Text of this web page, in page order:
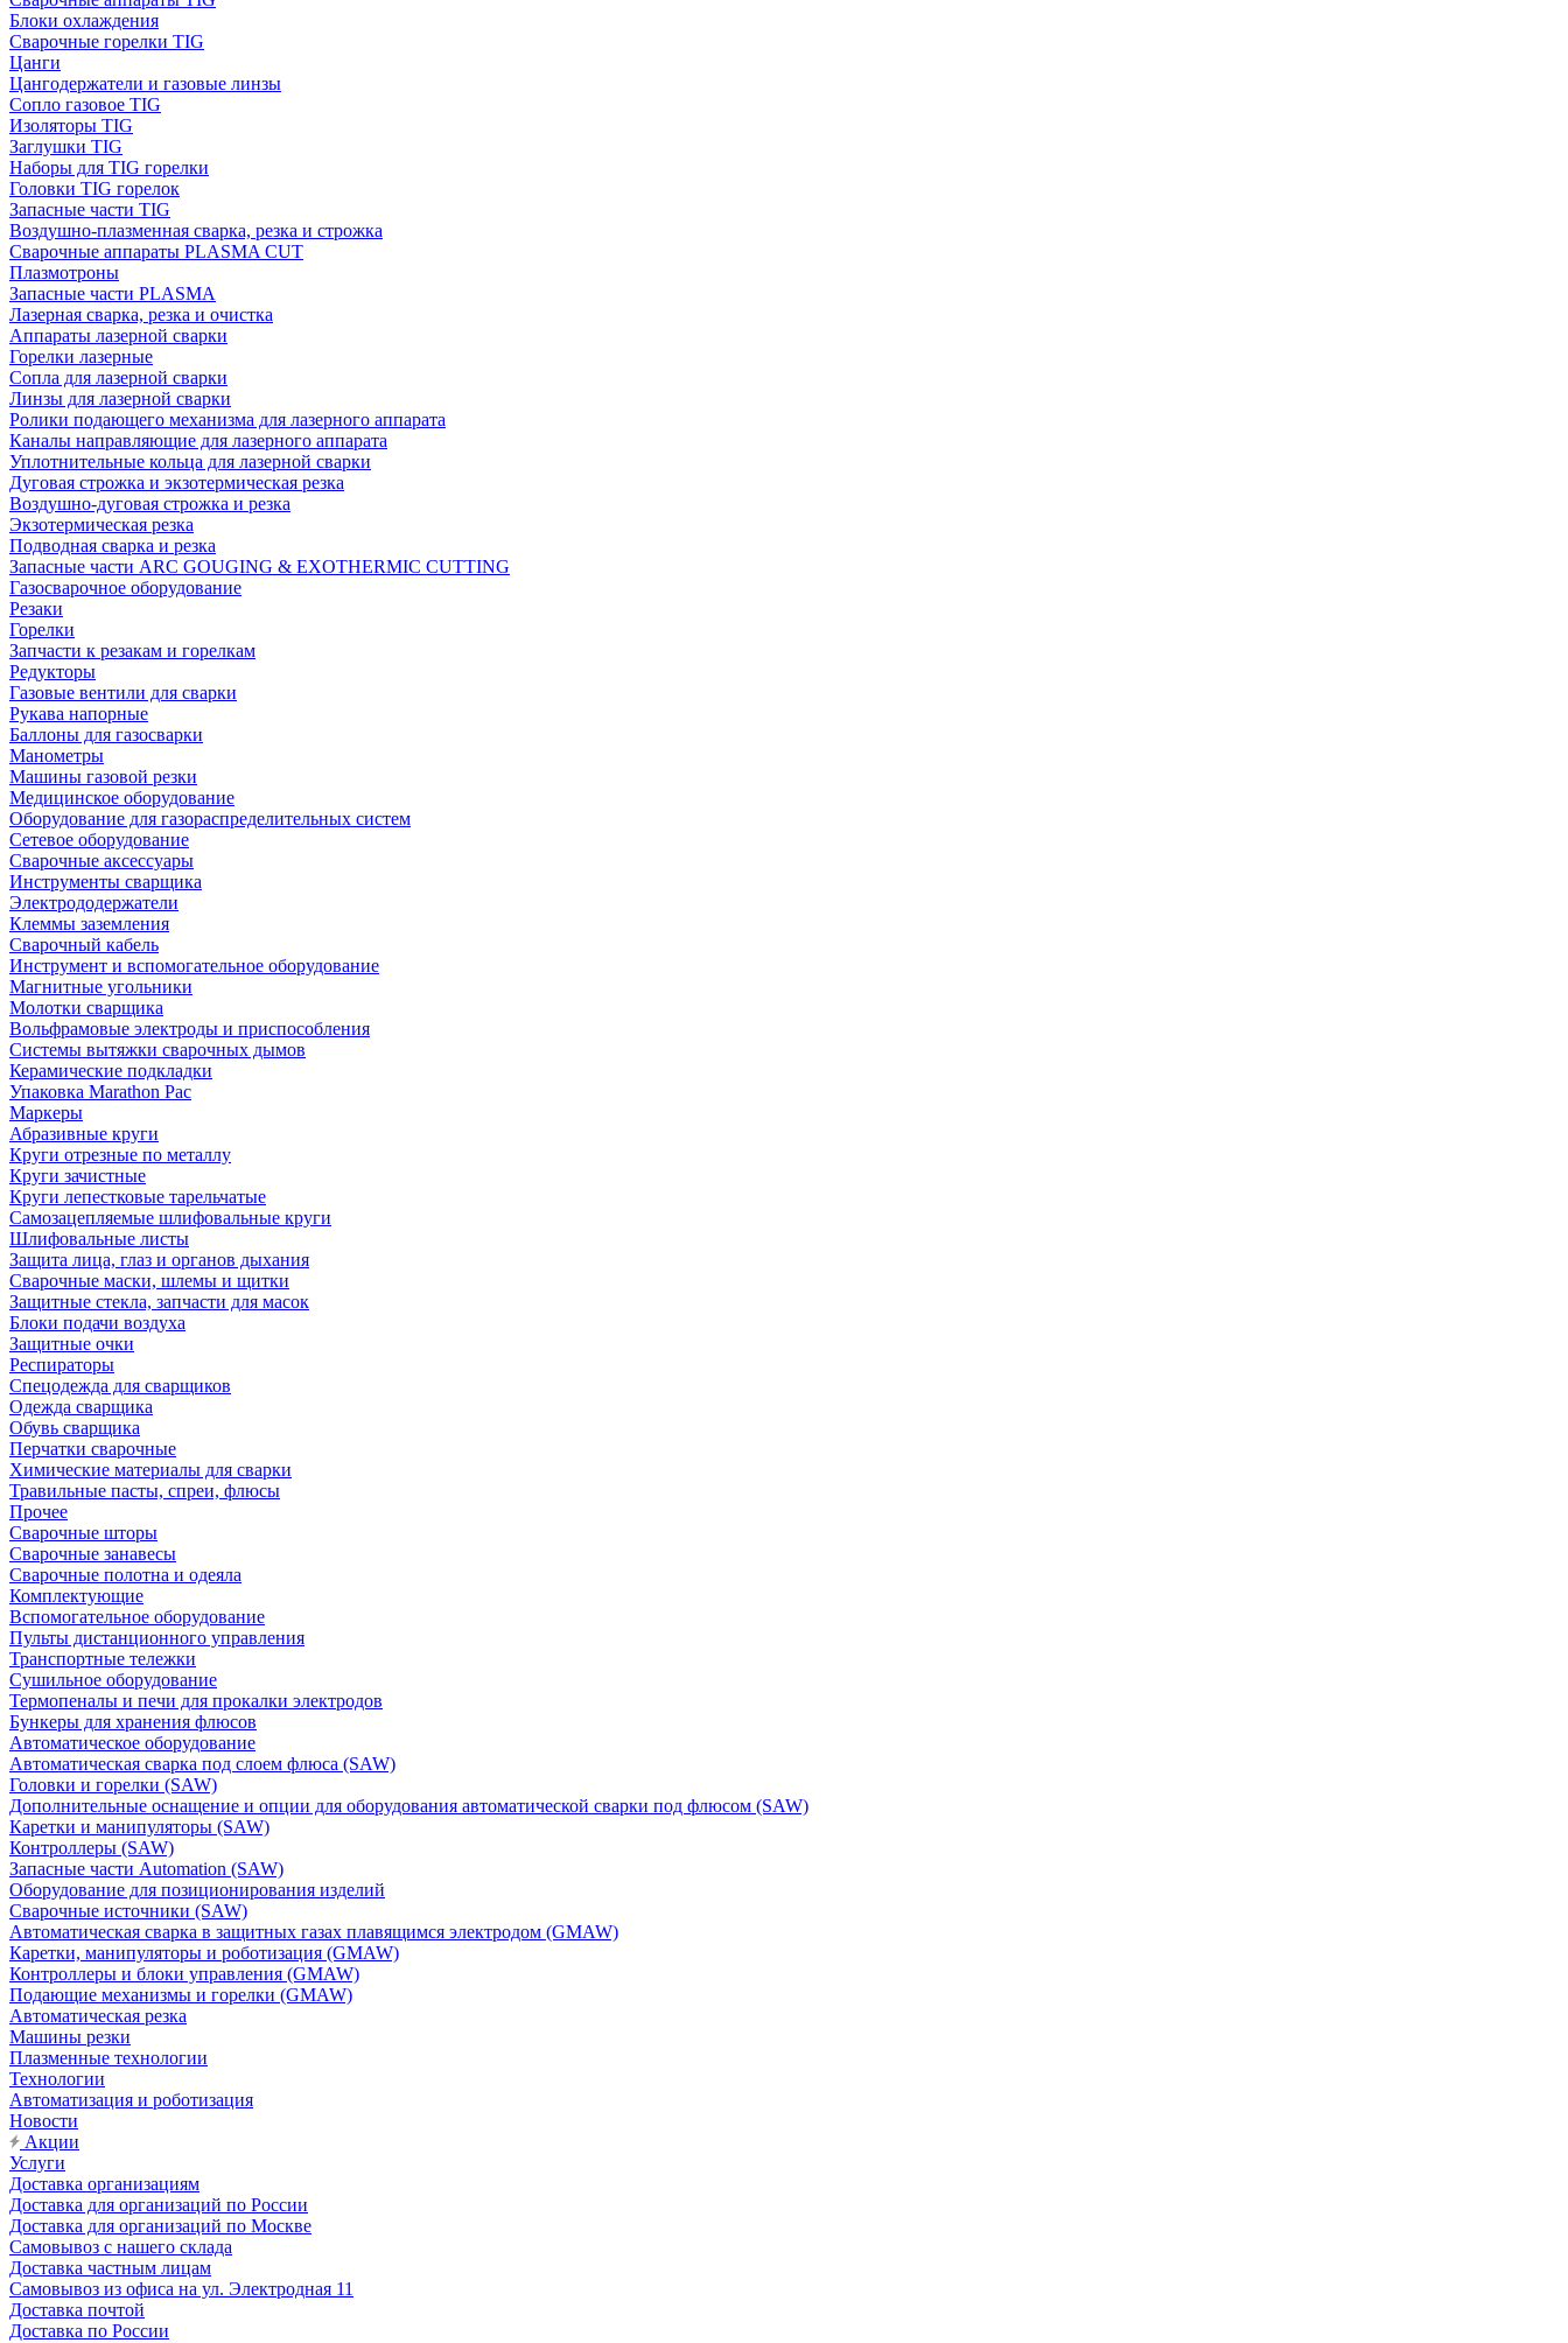
Блоки охлаждения
Сварочные горелки TIG
Цанги
Цангодержатели и газовые линзы
Сопло газовое TIG
Изоляторы TIG
Заглушки TIG
Наборы для TIG горелки
Головки TIG горелок
Запасные части TIG
Воздушно-плазменная сварка, резка и строжка
Сварочные аппараты PLASMA CUT
Плазмотроны
Запасные части PLASMA
Лазерная сварка, резка и очистка
Аппараты лазерной сварки
Горелки лазерные
Сопла для лазерной сварки
Линзы для лазерной сварки
Ролики подающего механизма для лазерного аппарата
Каналы направляющие для лазерного аппарата
Уплотнительные кольца для лазерной сварки
Дуговая строжка и экзотермическая резка
Воздушно-дуговая строжка и резка
Экзотермическая резка
Подводная сварка и резка
Запасные части ARC GOUGING & EXOTHERMIC CUTTING
Газосварочное оборудование
Резаки
Горелки
Запчасти к резакам и горелкам
Редукторы
Газовые вентили для сварки
Рукава напорные
Баллоны для газосварки
Манометры
Машины газовой резки
Медицинское оборудование
Оборудование для газораспределительных систем
Сетевое оборудование
Сварочные аксессуары
Инструменты сварщика
Электрододержатели
Клеммы заземления
Сварочный кабель
Инструмент и вспомогательное оборудование
Магнитные угольники
Молотки сварщика
Вольфрамовые электроды и приспособления
Системы вытяжки сварочных дымов
Керамические подкладки
Упаковка Marathon Pac
Маркеры
Абразивные круги
Круги отрезные по металлу
Круги зачистные
Круги лепестковые тарельчатые
Самозацепляемые шлифовальные круги
Шлифовальные листы
Защита лица, глаз и органов дыхания
Сварочные маски, шлемы и щитки
Защитные стекла, запчасти для масок
Блоки подачи воздуха
Защитные очки
Респираторы
Спецодежда для сварщиков
Одежда сварщика
Обувь сварщика
Перчатки сварочные
Химические материалы для сварки
Травильные пасты, спреи, флюсы
Прочее
Сварочные шторы
Сварочные занавесы
Сварочные полотна и одеяла
Комплектующие
Вспомогательное оборудование
Пульты дистанционного управления
Транспортные тележки
Сушильное оборудование
Термопеналы и печи для прокалки электродов
Бункеры для хранения флюсов
Автоматическое оборудование
Автоматическая сварка под слоем флюса (SAW)
Головки и горелки (SAW)
Дополнительные оснащение и опции для оборудования автоматической сварки под флюсом (SAW)
Каретки и манипуляторы (SAW)
Контроллеры (SAW)
Запасные части Automation (SAW)
Оборудование для позиционирования изделий
Сварочные источники (SAW)
Автоматическая сварка в защитных газах плавящимся электродом (GMAW)
Каретки, манипуляторы и роботизация (GMAW)
Контроллеры и блоки управления (GMAW)
Подающие механизмы и горелки (GMAW)
Автоматическая резка
Машины резки
Плазменные технологии
Технологии
Автоматизация и роботизация
Новости
Акции
Услуги
Доставка организациям
Доставка для организаций по России
Доставка для организаций по Москве
Самовывоз с нашего склада
Доставка частным лицам
Самовывоз из офиса на ул. Электродная 11
Доставка почтой
Доставка по России